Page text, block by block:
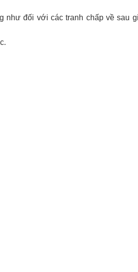
như đối với các tranh chấp về sau